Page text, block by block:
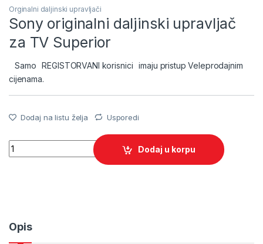
Orginalni daljinski upravljači
Sony originalni daljinski upravljač
za TV Superior
Samo REGISTORVANI korisnici
imaju pristup Veleprodajnim
cijenama.
Dodaj na listu želja Usporedi
Quantity
Dodaj u korpu
Opis